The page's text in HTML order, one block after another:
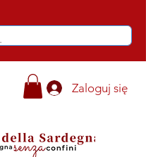
Zaloguj się